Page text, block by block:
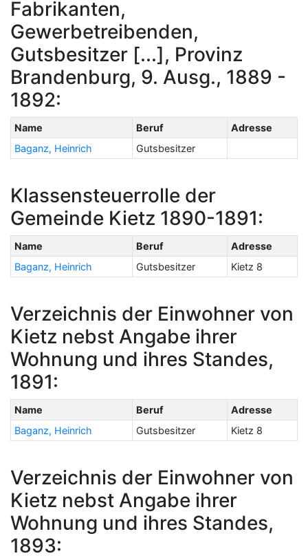
Fabrikanten,
Gewerbetreibenden,
Gutsbesitzer [...], Provinz
Brandenburg, 9. Ausg., 1889 -
1892:
Name Beruf
Adresse
Baganz, Heinrich
Gutsbesitzer
Klassensteuerrolle der
Gemeinde Kietz 1890-1891:
Name Beruf
Adresse
Baganz, Heinrich
Gutsbesitzer Kietz 8
Verzeichnis der Einwohner von
Kietz nebst Angabe ihrer
Wohnung und ihres Standes,
1891:
Name Beruf
Adresse
Baganz, Heinrich
Gutsbesitzer Kietz 8
Verzeichnis der Einwohner von
Kietz nebst Angabe ihrer
Wohnung und ihres Standes,
1893: